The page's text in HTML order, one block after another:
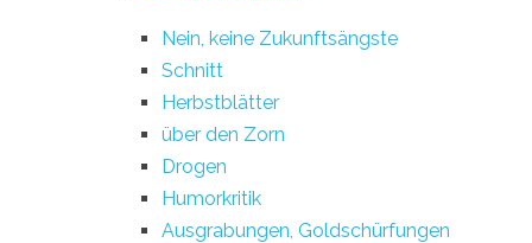
Nein, keine Zukunftsängste
Schnitt
Herbstblätter
über den Zorn
Drogen
Humorkritik
Ausgrabungen, Goldschürfungen